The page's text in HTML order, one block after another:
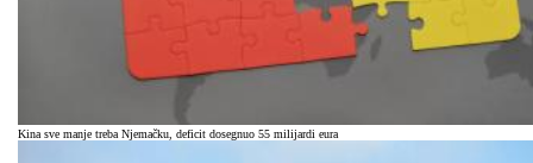
Kina sve manje treba Njemačku, deficit dosegnuo 55 milijardi eura